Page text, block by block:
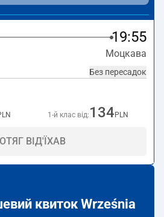
19:55
Моцкава
Без пересадок
1-й клас від: 134 PLN
ВІД'ЇХАВ
квиток Września